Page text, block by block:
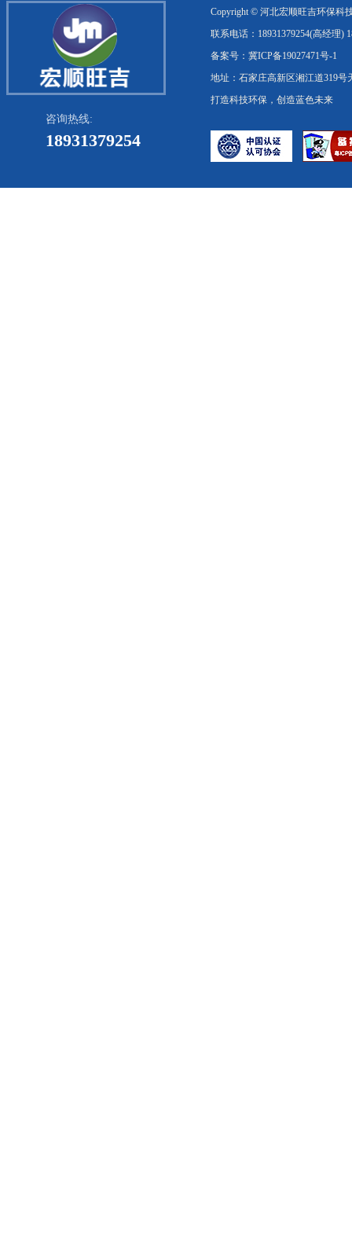
咨询热线:
18931379254
Copyright © 河北宏顺旺吉环保科
联系电话：18931379254(高经理
备案号：冀ICP备19027471号-1
地址：石家庄高新区湘江道319
打造科技环保，创造蓝色未来